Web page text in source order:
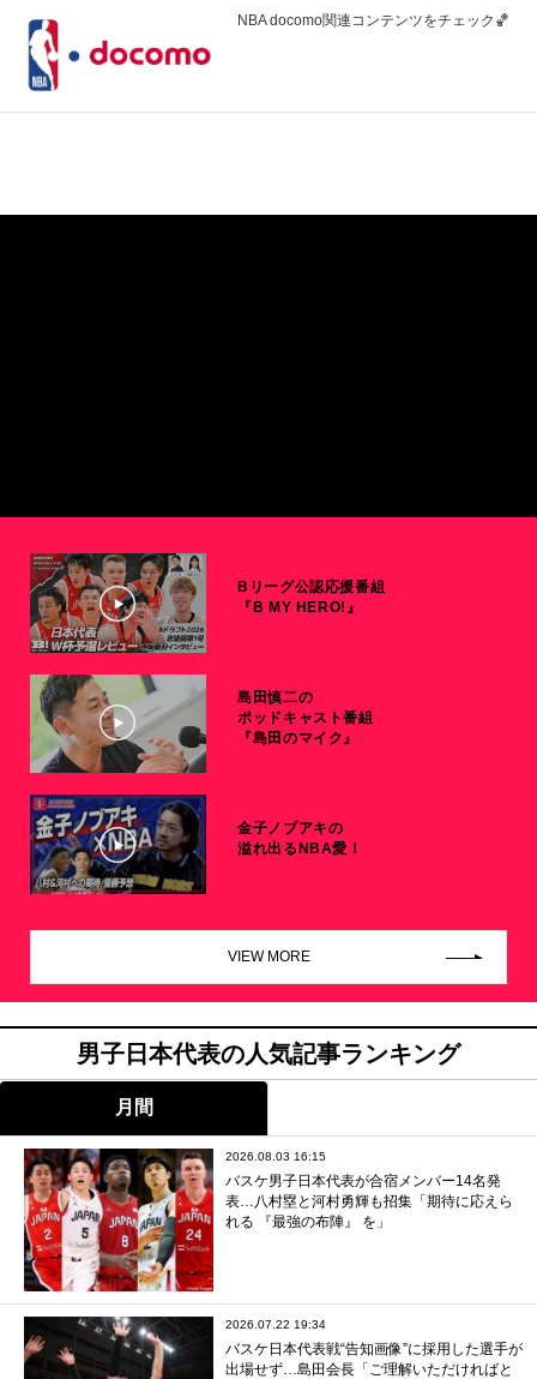
NBA docomo関連コンテンツをチェック🏀
Bリーグ公認応援番組
『B MY HERO!』
島田慎二の
ポッドキャスト番組
『島田のマイク』
金子ノブアキの
溢れ出るNBA愛！
VIEW MORE
男子日本代表の人気記事ランキング
月間
2026.08.03 16:15
バスケ男子日本代表が合宿メンバー14名発
表…八村塁と河村勇輝も招集「期待に応えら
れる 『最強の布陣』 を」
2026.07.22 19:34
バスケ日本代表戦“告知画像”に採用した選手が
出場せず…島田会長「ご理解いただければと